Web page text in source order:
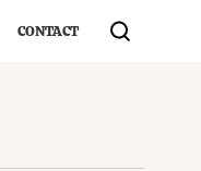
CONTACT